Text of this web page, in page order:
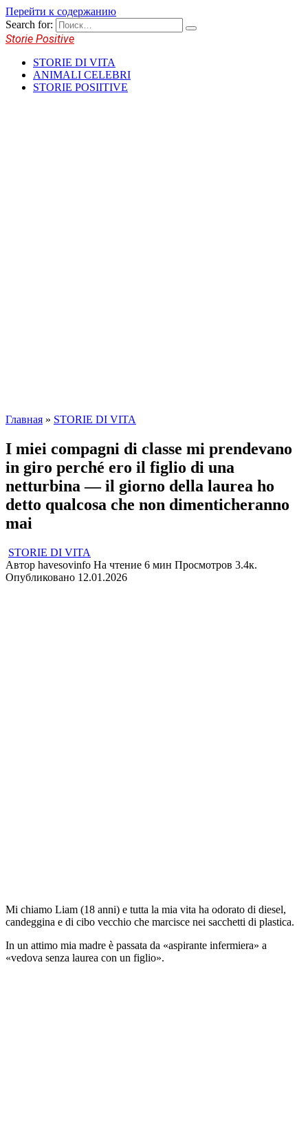
Перейти к содержанию
Search for:
Storie Positive
STORIE DI VITA
ANIMALI CELEBRI
STORIE POSIITIVE
Главная » STORIE DI VITA
I miei compagni di classe mi prendevano
in giro perché ero il figlio di una
netturbina — il giorno della laurea ho
detto qualcosa che non dimenticheranno
mai
STORIE DI VITA
Автор havesovinfo На чтение 6 мин Просмотров 3.4к.
Опубликовано 12.01.2026
Mi chiamo Liam (18 anni) e tutta la mia vita ha odorato di diesel,
candeggina e di cibo vecchio che marcisce nei sacchetti di plastica.
In un attimo mia madre è passata da «aspirante infermiera» a
«vedova senza laurea con un figlio».